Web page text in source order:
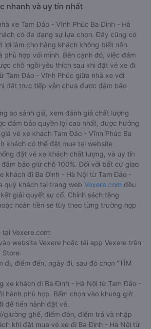
nhanh và uy tín nhất
xe Tam Đảo - Vĩnh Phúc Ba Đình - Hà
có đa dạng sự lựa chọn. Đây cũng có
lợi làm cho hàng khách không biết nên
phù hợp với mình. Bên cạnh đó, việc đảm
chỗ ngồi yêu thích sau khi đặt vé xe đi
Tam Đảo - Vĩnh Phúc giữa nhà xe với
đặt trực tiếp vẫn chưa được đảm bảo
so sánh giá, xem đánh giá chất lượng
đảm bảo quyền lợi cao nhất, được hưởng
vé xe khách Tam Đảo - Vĩnh Phúc Ba
khách có thể đặt mua tại website
đặt vé xe khách chất lượng, và uy tín
bảo giữ chỗ 100%. Đối với bất cứ giao
khách đi Ba Đình - Hà Nội từ Tam Đảo -
quý khách tại trang web Vexere.com đều
giải quyết sự cố. Chính sách tặng
hoàn tiền sẽ tùy theo từng trường hợp
Vexere.com:
website Vexere hoặc tải app Vexere trên
Store.
đi, điểm đến, ngày đi, sau đó chọn “TÌM
xe khách đi Ba Đình - Hà Nội từ Tam Đảo -
hành phù hợp. Bấm chọn vào khung giờ
để tiến hành đặt vé.
giường ghế, điểm đón, điểm trả và nhập
khi đặt mua vé xe đi Ba Đình - Hà Nội từ